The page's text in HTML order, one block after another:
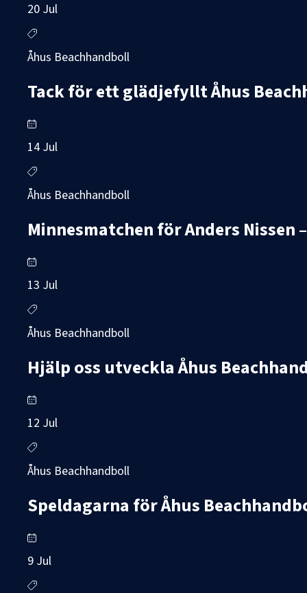
20 Jul
Åhus Beachhandboll
Tack för ett glädjefyllt Åhus
14 Jul
Åhus Beachhandboll
Minnesmatchen för Anders
13 Jul
Åhus Beachhandboll
Hjälp oss utveckla Åhus
12 Jul
Åhus Beachhandboll
Speldagarna för Åhus
9 Jul